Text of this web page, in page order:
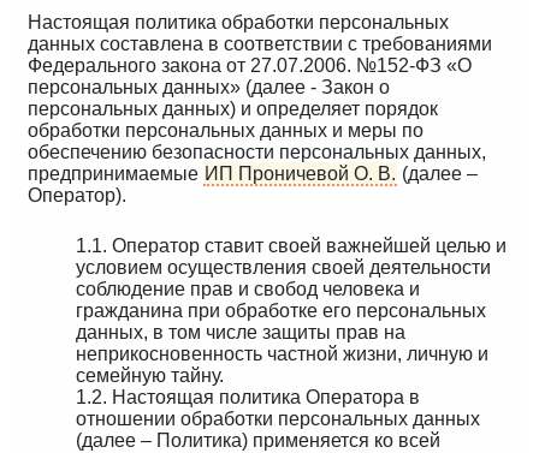
Настоящая политика обработки персональных
данных составлена в соответствии с требованиями
Федерального закона от 27.07.2006. №152-ФЗ «О
персональных данных» (далее - Закон о
персональных данных) и определяет порядок
обработки персональных данных и меры по
обеспечению безопасности персональных данных,
предпринимаемые ИП Проничевой О. В. (далее –
Оператор).
1.1. Оператор ставит своей важнейшей целью и
условием осуществления своей деятельности
соблюдение прав и свобод человека и
гражданина при обработке его персональных
данных, в том числе защиты прав на
неприкосновенность частной жизни, личную и
семейную тайну.
1.2. Настоящая политика Оператора в
отношении обработки персональных данных
(далее – Политика) применяется ко всей